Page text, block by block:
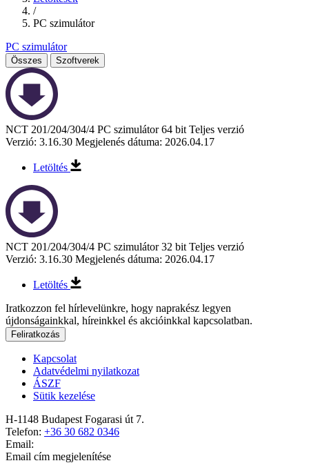
/
PC szimulátor
PC szimulátor
Összes Szoftverek
NCT 201/204/304/4 PC szimulátor 64 bit Teljes verzió
Verzió: 3.16.30 Megjelenés dátuma: 2026.04.17
Letöltés
NCT 201/204/304/4 PC szimulátor 32 bit Teljes verzió
Verzió: 3.16.30 Megjelenés dátuma: 2026.04.17
Letöltés
Iratkozzon fel hírlevelünkre, hogy naprakész legyen
újdonságainkkal, híreinkkel és akcióinkkal kapcsolatban.
Feliratkozás
Kapcsolat
Adatvédelmi nyilatkozat
ÁSZF
Sütik kezelése
H-1148 Budapest Fogarasi út 7.
Telefon: +36 30 682 0346
Email:
Email cím megjelenítése